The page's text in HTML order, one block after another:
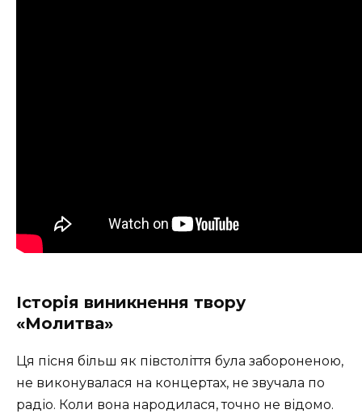
Історія виникнення твору
«Молитва»
Ця пісня більш як півстоліття була забороненою,
не виконувалася на концертах, не звучала по
радіо. Коли вона народилася, точно не відомо.